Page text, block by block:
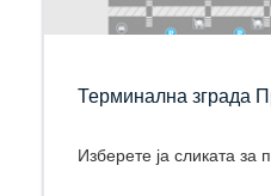
Терминална зграда
Изберете ја сликата за